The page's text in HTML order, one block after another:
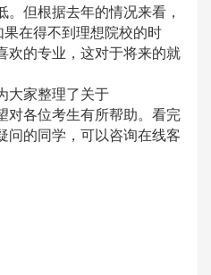
但根据去年的情况来看，
在得不到理想院校的时
欢的专业，这对于将来的就
大家整理了关于
对各位考生有所帮助。看完
问的同学，可以咨询在线客